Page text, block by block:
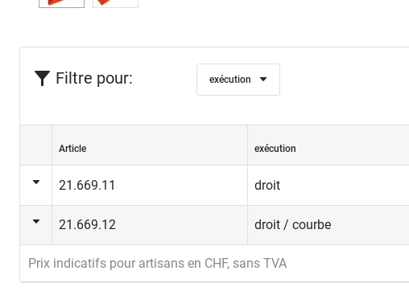
Filtre pour: exécution
Article exécution
21.669.11 droit
21.669.12 droit / courbe
Prix indicatifs pour artisans en CHF, sans TVA